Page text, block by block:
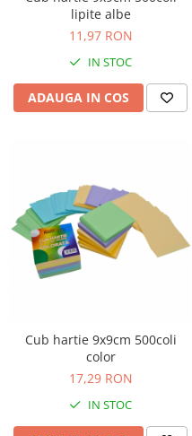
lipite albe
11,97 RON
IN STOC
ADAUGA IN COS
Cub hartie 9x9cm 500coli
color
17,29 RON
IN STOC